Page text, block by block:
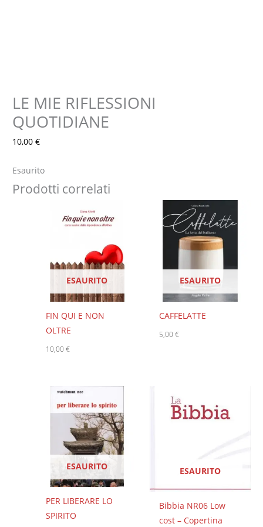
LE MIE RIFLESSIONI
QUOTIDIANE
10,00€
Esaurito
Prodotti correlati
ESAURITO
FIN QUI E NON
OLTRE
10,00€
ESAURITO
CAFFELATTE
5,00€
ESAURITO
PER LIBERARE LO
SPIRITO
ESAURITO
Bibbia NR06 Low
cost – Copertina